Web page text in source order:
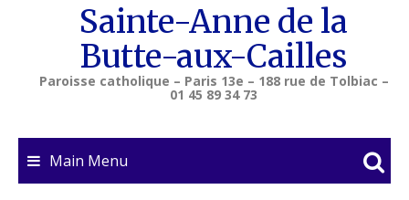
Sainte-Anne de la
Butte-aux-Cailles
Paroisse catholique – Paris 13e – 188 rue de Tolbiac –
01 45 89 34 73
Main Menu